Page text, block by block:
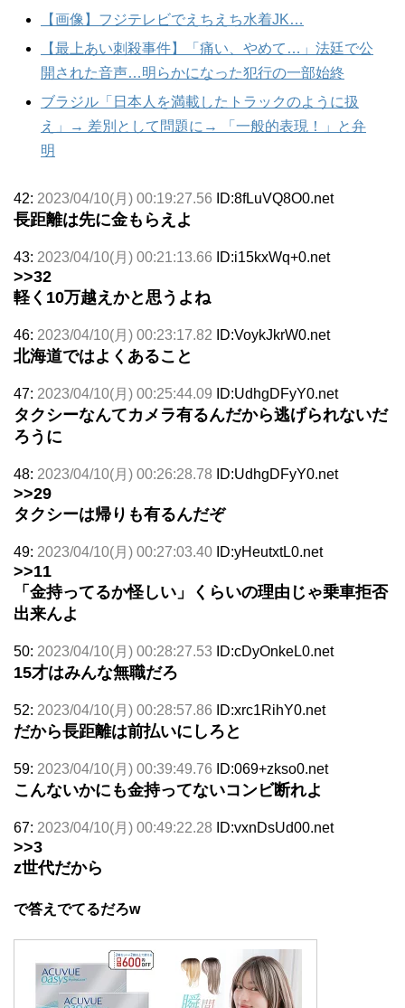
【画像】フジテレビでえちえち水着JK…
【最上あい刺殺事件】「痛い、やめて…」法廷で公
開された音声…明らかになった犯行の一部始終
ブラジル「日本人を満載したトラックのように扱
え」→ 差別として問題に→ 「一般的表現！」と弁
明
42: 2023/04/10(月) 00:19:27.56 ID:8fLuVQ8O0.net
長距離は先に金もらえよ
43: 2023/04/10(月) 00:21:13.66 ID:i15kxWq+0.net
>>32
軽く10万越えかと思うよね
46: 2023/04/10(月) 00:23:17.82 ID:VoykJkrW0.net
北海道ではよくあること
47: 2023/04/10(月) 00:25:44.09 ID:UdhgDFyY0.net
タクシーなんてカメラ有るんだから逃げられないだ
ろうに
48: 2023/04/10(月) 00:26:28.78 ID:UdhgDFyY0.net
>>29
タクシーは帰りも有るんだぞ
49: 2023/04/10(月) 00:27:03.40 ID:yHeutxtL0.net
>>11
「金持ってるか怪しい」くらいの理由じゃ乗車拒否
出来んよ
50: 2023/04/10(月) 00:28:27.53 ID:cDyOnkeL0.net
15才はみんな無職だろ
52: 2023/04/10(月) 00:28:57.86 ID:xrc1RihY0.net
だから長距離は前払いにしろと
59: 2023/04/10(月) 00:39:49.76 ID:069+zkso0.net
こんないかにも金持ってないコンビ断れよ
67: 2023/04/10(月) 00:49:22.28 ID:vxnDsUd00.net
>>3
z世代だから
で答えでてるだろw